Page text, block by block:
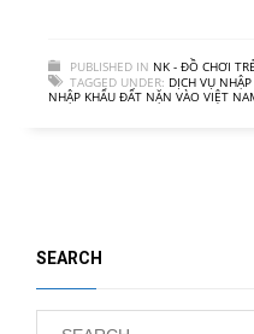
PUBLISHED IN NK - ĐỒ CHƠI
TAGGED UNDER: DỊCH VỤ
NHẬP KHẨU ĐẤT NẶN VÀO VIỆT
SEARCH